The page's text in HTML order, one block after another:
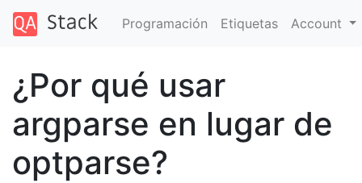
Programación Etiquetas Account
¿Por qué usar
argparse en lugar de
optparse?